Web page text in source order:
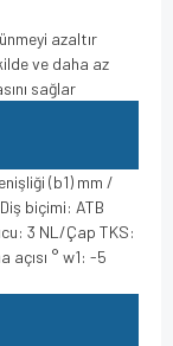
azaltır
ve daha az
sağlar
(b1) mm /
biçimi: ATB
3 NL/Çap TKS:
° w1: -5